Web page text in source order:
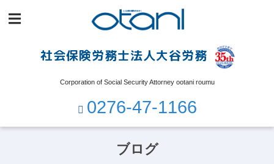
社会保険労務士法人大谷労務
Corporation of Social Security Attorney ootani roumu
0276-47-1166
ブログ